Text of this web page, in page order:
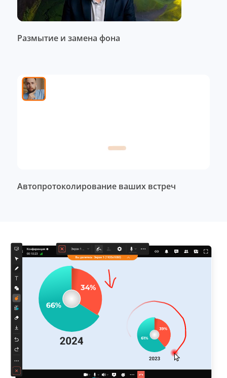
Размытие и замена фона
Автопротоколирование ваших встреч